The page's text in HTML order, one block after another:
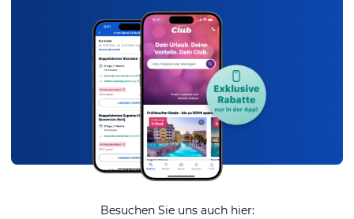
Besuchen Sie uns auch hier: